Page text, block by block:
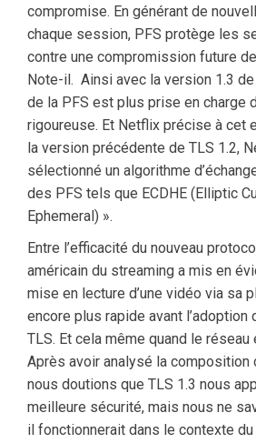
compromise. En générant de
chaque session, PFS protège les
contre une compromission future
Note-il. Ainsi avec la version 1.3
de la PFS est plus prise en charge
rigoureuse. Et Netflix précise à cet
la version précédente de TLS 1.2,
sélectionné un algorithme
des PFS tels que ECDHE (Elliptic
Ephemeral) ».
Entre l’efficacité du nouveau
américain du streaming a mis en
mise en lecture d’une vidéo via sa
encore plus rapide avant l’adoption
TLS. Et cela même quand le réseau
Après avoir analysé la composition
nous doutions que TLS 1.3 nous
meilleure sécurité, mais nous ne
il fonctionnerait dans le contexte